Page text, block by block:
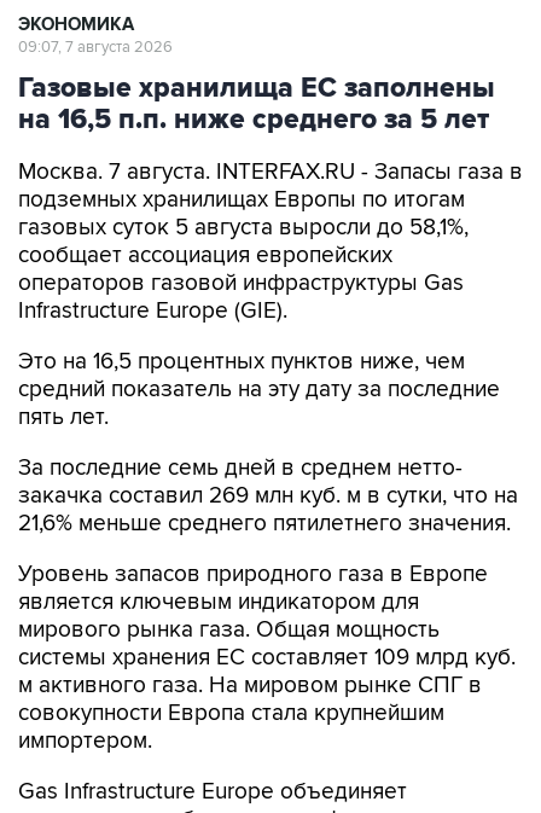
ЭКОНОМИКА
09:07, 7 августа 2026
Газовые хранилища ЕС заполнены
на 16,5 п.п. ниже среднего за 5 лет
Москва. 7 августа. INTERFAX.RU - Запасы газа в
подземных хранилищах Европы по итогам
газовых суток 5 августа выросли до 58,1%,
сообщает ассоциация европейских
операторов газовой инфраструктуры Gas
Infrastructure Europe (GIE).
Это на 16,5 процентных пунктов ниже, чем
средний показатель на эту дату за последние
пять лет.
За последние семь дней в среднем нетто-
закачка составил 269 млн куб. м в сутки, что на
21,6% меньше среднего пятилетнего значения.
Уровень запасов природного газа в Европе
является ключевым индикатором для
мирового рынка газа. Общая мощность
системы хранения ЕС составляет 109 млрд куб.
м активного газа. На мировом рынке СПГ в
совокупности Европа стала крупнейшим
импортером.
Gas Infrastructure Europe объединяет